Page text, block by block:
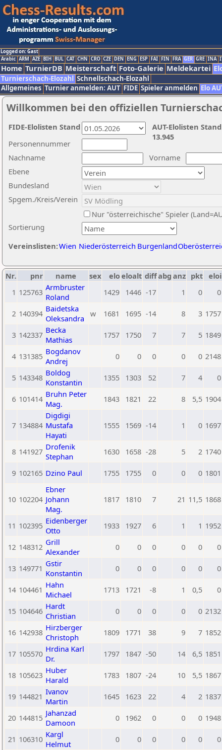
Logged on: Gast
Arabic ARM AZE BIH BUL CAT CHN CRO CZE DEN ENG ESP FAI FIN FRA GER GRE INA
Home TurnierDB Meisterschaft Foto-Galerie Meldekartei
Turnierschach-Elozahl Schnellschach-Elozahl
Allgemeines Turnier anmelden: AUT FIDE Spieler anmelden Elo
Willkommen bei den offiziellen
Nachname
Vorname
Ebene
Sortierung
Personennummer
Bundesland
Spgem./Kreis/Verein
Nur "österreichische" Spieler
Vereinslisten:Wien Niederösterreich Burgenland
AUT-Elolisten
13.945
FIDE-Elolisten Stand
Nr. pnr name sex eloeloalt diffabg anz pkt eloi
1 125763 Armbruster
Roland
1429 1446 -17 1 0 0
2 140394 Baidetska
Oleksandra
w 1681 1695 -14 8 3 1757
3 142337 Becka
Mathias
1757 1750 7 7 5 1849
4 131385 Bogdanov
Andrej
0 0 0 0 0 2148
5 143348 Boldog
Konstantin
1355 1303 52 7 4 0
6 101414 Bruhn Peter
Mag.
1843 1821 22 8 5,5 1904
7 134884
Digdigi
Mustafa
Hayati
1555 1569 -14 1 0 1697
8 141927 Drofenik
Stephan
1630 1658 -28 5 2 1740
9 102165 Dzino Paul 1755 1755 0 0 0 1801
10 102204
Ebner
Johann
Mag.
1817 1810 7 21 11,5 1868
11 102395 Eidenberger
Otto
1933 1927 6 1 1 1952
12 148312 Grill
Alexander
0 0 0 0 0 0
13 149771 Gstir
Konstantin
0 0 0 0 0 0
14 104461 Hahn
Michael
1713 1721 -8 1 0,5 0
15 104646 Hardt
Christian
0 0 0 0 0 2132
16 142938 Hirzberger
Christoph
1809 1771 38 9 7 1852
17 105570 Hrdina Karl
Dr.
1797 1847 -50 14 6,5 1851
18 105623 Huber
Harald
1783 1807 -24 10 5,5 1867
19 144821 Ivanov
Martin
1645 1623 22 4 2 1837
20 144815 Jahanzad
Damoon
0 1962 0 0 0 1948
21 106310 Kargl
Helmut
0 0 0 0 0 0